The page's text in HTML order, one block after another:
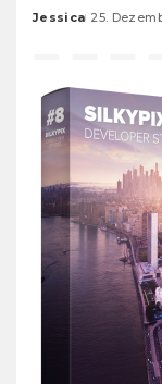
Posted
Jessica 25.